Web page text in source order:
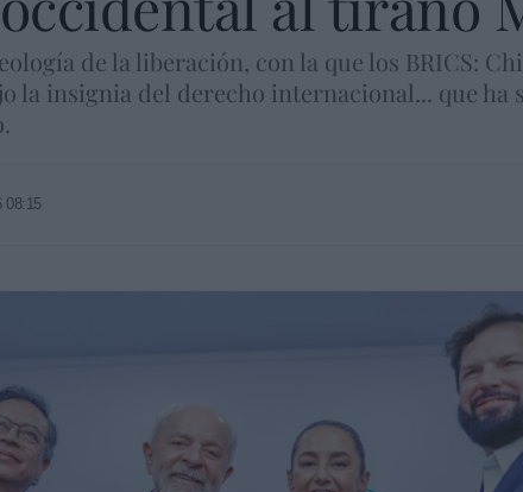
de la liberación, con la que los BRICS:
la insignia del derecho internacional... que
08:15